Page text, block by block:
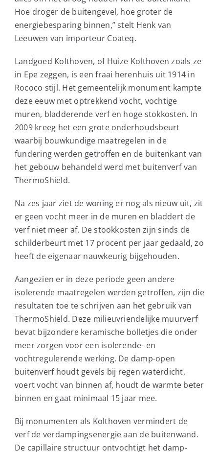
Hoe droger de buitengevel, hoe groter de
energiebesparing binnen,” stelt Henk van
Leeuwen van importeur Coateq.
Landgoed Kolthoven, of Huize Kolthoven zoals ze
in Epe zeggen, is een fraai herenhuis uit 1914 in
Rococo stijl. Het gemeentelijk monument kampte
deze eeuw met optrekkend vocht, vochtige
muren, bladderende verf en hoge stokkosten. In
2009 kreeg het een grote onderhoudsbeurt
waarbij bouwkundige maatregelen in de
fundering werden getroffen en de buitenkant van
het gebouw behandeld werd met buitenverf van
ThermoShield.
Na zes jaar ziet de woning er nog als nieuw uit, zit
er geen vocht meer in de muren en bladdert de
verf niet meer af. De stookkosten zijn sinds de
schilderbeurt met 17 procent per jaar gedaald, zo
heeft de eigenaar nauwkeurig bijgehouden.
Aangezien er in deze periode geen andere
isolerende maatregelen werden getroffen, zijn die
resultaten toe te schrijven aan het gebruik van
ThermoShield. Deze milieuvriendelijke muurverf
bevat bijzondere keramische bolletjes die onder
meer zorgen voor een isolerende- en
vochtregulerende werking. De damp-open
buitenverf houdt gevels bij regen waterdicht,
voert vocht van binnen af, houdt de warmte beter
binnen en gaat minimaal 15 jaar mee.
Bij monumenten als Kolthoven vermindert de
verf de verdampingsenergie aan de buitenwand.
De capillaire structuur ontvochtigt het damp-